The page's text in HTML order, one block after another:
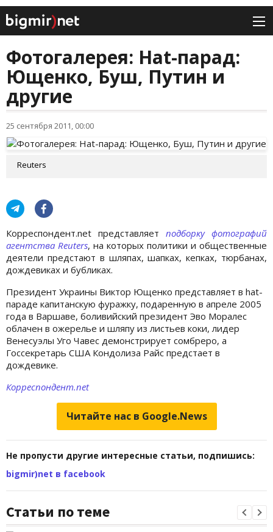
Фотогалерея: Hat-парад:
Ющенко, Буш, Путин и
другие
25 сентября 2011, 00:00
Reuters
Корреспондент.net представляет подборку фотографий
агентства Reuters, на которых политики и общественные
деятели предстают в шляпах, шапках, кепках, тюрбанах,
дождевиках и бубликах.
Президент Украины Виктор Ющенко представляет в hat-
параде капитанскую фуражку, подаренную в апреле 2005
года в Варшаве, боливийский президент Эво Моралес
облачен в ожерелье и шляпу из листьев коки, лидер
Венесуэлы Уго Чавес демонстрирует сомбреро, а
Госсекретарь США Кондолиза Райс предстает в
дождевике.
Корреспондент.net
Читайте нас в Google.News
Не пропусти другие интересные статьи, подпишись:
bigmir)net в facebook
Статьи по теме